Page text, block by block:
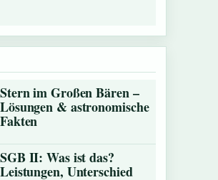
Stern im Großen Bären –
Lösungen & astronomische
Fakten
SGB II: Was ist das?
Leistungen, Unterschied